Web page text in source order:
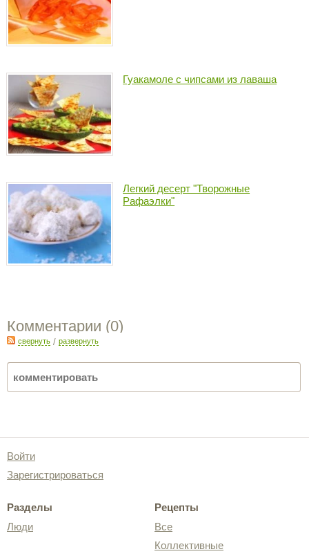
Гуакамоле с чипсами из лаваша
Легкий десерт "Творожные
Рафаэлки"
Комментарии (0)
свернуть / развернуть
Войти
Зарегистрироваться
Разделы
Люди
Рецепты
Все
Коллективные